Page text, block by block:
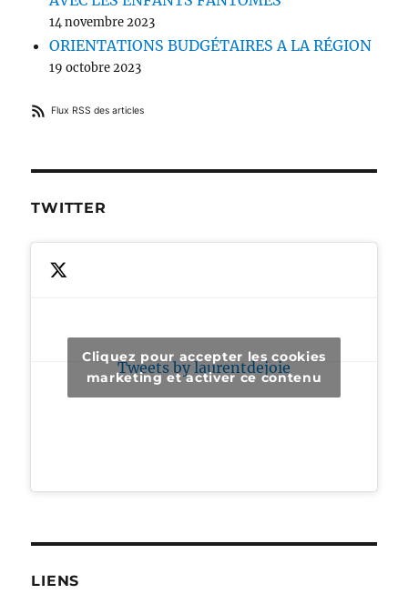
14 novembre 2023
ORIENTATIONS BUDGÉTAIRES A LA RÉGION
19 octobre 2023
Flux RSS des articles
TWITTER
Tweets by laurentdejoie
Cliquez pour accepter les cookies
marketing et activer ce contenu
LIENS